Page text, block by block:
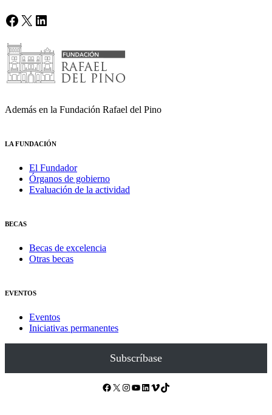
Facebook
X LinkedIn
Además en la Fundación Rafael del Pino
LA FUNDACIÓN
El Fundador
Órganos de gobierno
Evaluación de la actividad
BECAS
Becas de excelencia
Otras becas
EVENTOS
Eventos
Iniciativas permanentes
Subscríbase
Facebook X Instagram YouTube LinkedIn Vimeo TikTok